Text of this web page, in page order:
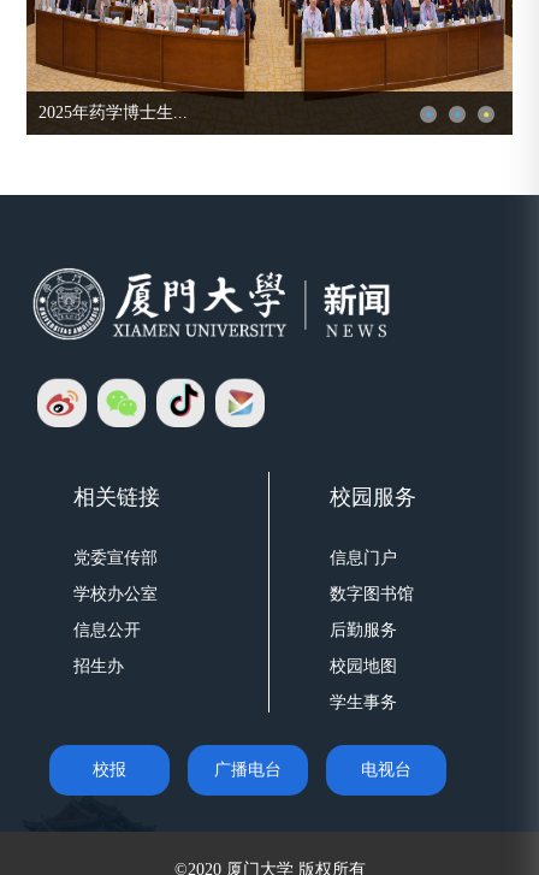
2025年药学博士生...
相关链接
党委宣传部
学校办公室
信息公开
招生办
校园服务
信息门户
数字图书馆
后勤服务
校园地图
学生事务
校报 广播电台 电视台
©2020 厦门大学 版权所有